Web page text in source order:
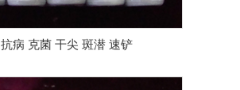
抗病 克菌 干尖 斑潜 速铲